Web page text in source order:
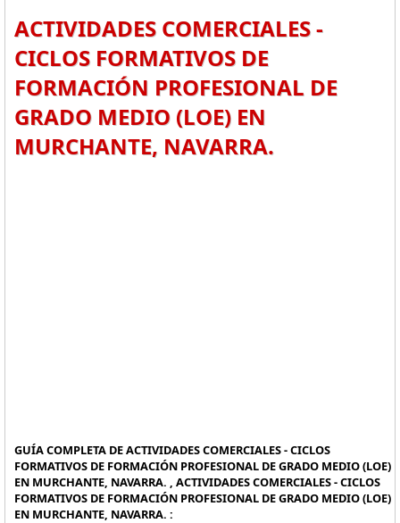
ACTIVIDADES COMERCIALES -
CICLOS FORMATIVOS DE
FORMACIÓN PROFESIONAL DE
GRADO MEDIO (LOE) EN
MURCHANTE, NAVARRA.
GUÍA COMPLETA DE ACTIVIDADES COMERCIALES - CICLOS
FORMATIVOS DE FORMACIÓN PROFESIONAL DE GRADO MEDIO (LOE)
EN MURCHANTE, NAVARRA. , ACTIVIDADES COMERCIALES - CICLOS
FORMATIVOS DE FORMACIÓN PROFESIONAL DE GRADO MEDIO (LOE)
EN MURCHANTE, NAVARRA. :